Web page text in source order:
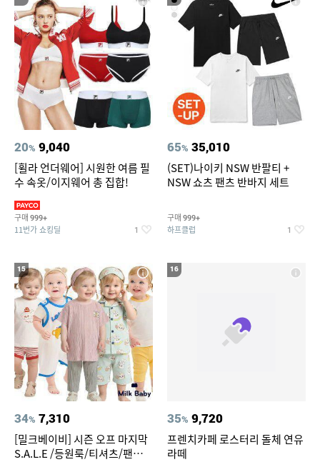
20% 9,040
[휠라 언더웨어] 시원한 여름 필
수 속옷/이지웨어 총 집합!
구매 999+
11번가 쇼킹딜 1
65% 35,010
(SET)나이키 NSW 반팔티 +
NSW 쇼츠 팬츠 반바지 세트
구매 999+
하프클럽 1
15
34% 7,310
[밀크베이비] 시즌 오프 마지막
S.A.L.E /등원룩/티셔츠/팬츠/
16
35% 9,720
프렌치카페 로스터리 돌체 연유
라떼